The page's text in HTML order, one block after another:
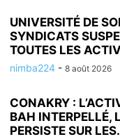
UNIVERSITÉ DE
SYNDICATS
TOUTES LES
nimba224 - 8 août 2026
CONAKRY :
BAH INTERPELLÉ,
PERSISTE SUR